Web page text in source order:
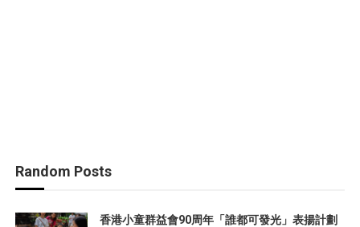
Random Posts
香港小童群益會90周年「誰都可發光」表揚計劃